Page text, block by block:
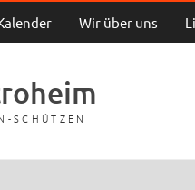
Wir über uns
SCHÜTZEN